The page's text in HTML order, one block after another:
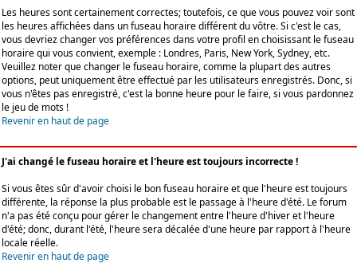
Les heures sont certainement correctes; toutefois, ce que vous pouvez voir sont
les heures affichées dans un fuseau horaire différent du vôtre. Si c'est le cas,
vous devriez changer vos préférences dans votre profil en choisissant le fuseau
horaire qui vous convient, exemple : Londres, Paris, New York, Sydney, etc.
Veuillez noter que changer le fuseau horaire, comme la plupart des autres
options, peut uniquement être effectué par les utilisateurs enregistrés. Donc, si
vous n'êtes pas enregistré, c'est la bonne heure pour le faire, si vous pardonnez
le jeu de mots !
Revenir en haut de page
J'ai changé le fuseau horaire et l'heure est toujours incorrecte !
Si vous êtes sûr d'avoir choisi le bon fuseau horaire et que l'heure est toujours
différente, la réponse la plus probable est le passage à l'heure d'été. Le forum
n'a pas été conçu pour gérer le changement entre l'heure d'hiver et l'heure
d'été; donc, durant l'été, l'heure sera décalée d'une heure par rapport à l'heure
locale réelle.
Revenir en haut de page